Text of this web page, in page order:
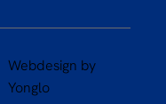
Webdesign by
Yonglo